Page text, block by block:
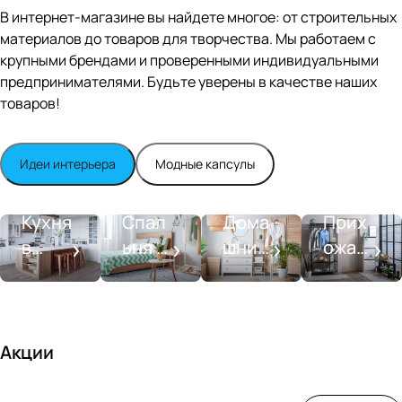
n
Whit
e
satin
В интернет-магазине вы найдете многое: от строительных
материалов до товаров для творчества. Мы работаем с
крупными брендами и проверенными индивидуальными
предпринимателями. Будьте уверены в качестве наших
товаров!
Идеи интерьера Модные капсулы
Кухня
в
стиле
Спал
ьня в
совре
Дома
шний
SPA-
Прих
ожая
со
Акции